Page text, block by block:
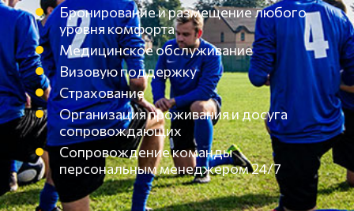
Бронирование и размещение любого
уровня комфорта
Медицинское обслуживание
Визовую поддержку
Страхование
Организация проживания и досуга
сопровождающих
Сопровождение команды
персональным менеджером 24/7